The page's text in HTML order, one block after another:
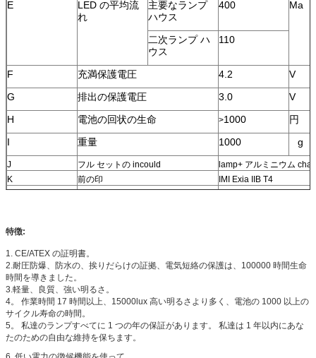
E
LED の平均流
れ
主要なランプ
ハウス
400 Ma
二次ランプ ハ
ウス
110
F 充満保護電圧 4.2
V
G
排出の保護電圧 3.0
V
H
電池の回状の生命 >1000
円
I
重量 1000 g
J フル セットの incould
lamp+ アルミニウム
K
前の印
IMI Exia IIB T4
特徴:
1. CE/ATEX の証明書。
2.耐圧防爆、防水の、挨りだらけの証拠、電気短絡の保護は、100000 時間生命
時間を導きました。
3.軽量、良質、強い明るさ。
4。 作業時間 17 時間以上、15000lux 高い明るさより多く、電池の 1000 以上の
サイクル寿命の時間。
5。 私達のランプすべてに 1 つの年の保証があります。 私達は 1 年以内にあな
たのための自由な維持を保ちます。